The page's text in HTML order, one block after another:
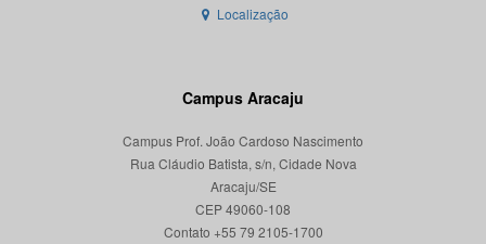
Localização
Campus Aracaju
Campus Prof. João Cardoso Nascimento
Rua Cláudio Batista, s/n, Cidade Nova
Aracaju/SE
CEP 49060-108